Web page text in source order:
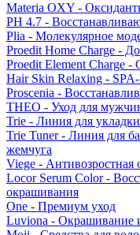
Materia OXY -
PH 4.7 -
Plia - Молекулярное
Proedit Home Charge -
Proedit Element Charge
Hair Skin Relaxing -
Proscenia -
THEO - Уход для
Trie - Линия для
Trie Tuner - Линия для
жемчуга
Viege - Антивозростная
Locor Serum Color -
окрашивания
One - Премиум уход
Luviona - Окрашивание